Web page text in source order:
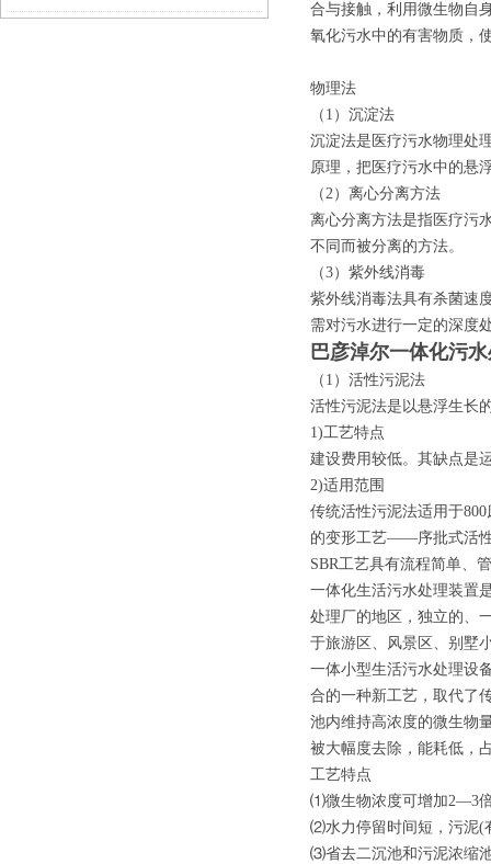
合与接触，利用微生物自
氧化污水中的有害物质，
物理法
（1）沉淀法
沉淀法是医疗污水物理处
原理，把医疗污水中的悬
（2）离心分离方法
离心分离方法是指医疗污
不同而被分离的方法。
（3）紫外线消毒
紫外线消毒法具有杀菌速
需对污水进行一定的深度
巴彦淖尔一体化污
（1）活性污泥法
活性污泥法是以悬浮生长
1)工艺特点
建设费用较低。其缺点是
2)适用范围
传统活性污泥法适用于
的变形工艺——序批式活
SBR工艺具有流程简单、
一体化生活污水处理装置
处理厂的地区，独立的、
于旅游区、风景区、别墅
一体小型生活污水处理设
合的一种新工艺，取代了
池内维持高浓度的微生物
被大幅度去除，能耗低，
工艺特点
⑴微生物浓度可增加2—3
⑵水力停留时间短，污泥(
⑶省去二沉池和污泥浓缩